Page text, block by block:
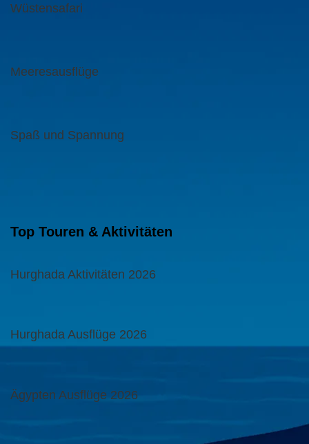
Wüstensafari
Meeresausflüge
Spaß und Spannung
Top Touren & Aktivitäten
Hurghada Aktivitäten 2026
Hurghada Ausflüge 2026
Ägypten Ausflüge 2026